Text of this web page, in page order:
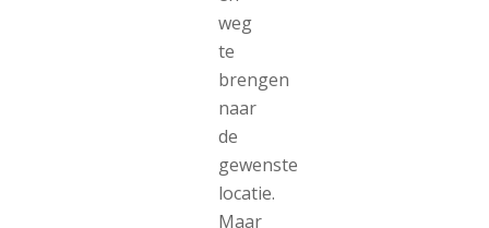
weg
te
brengen
naar
de
gewenste
locatie.
Maar